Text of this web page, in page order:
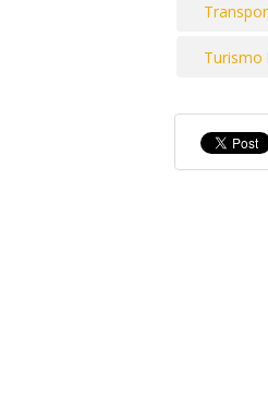
Turismo